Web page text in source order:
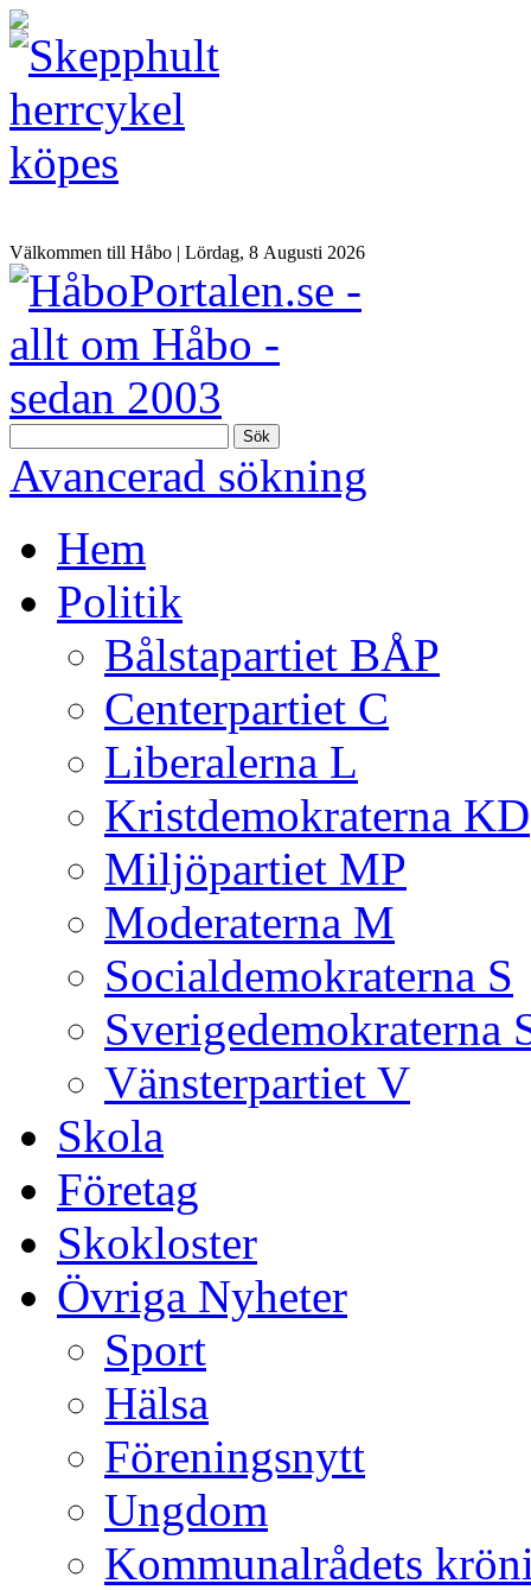
Välkommen till Håbo | Lördag, 8 Αugusti 2026
Sök
Avancerad sökning
Hem
Politik
Bålstapartiet BÅP
Centerpartiet C
Liberalerna L
Kristdemokraterna KD
Miljöpartiet MP
Moderaterna M
Socialdemokraterna S
Sverigedemokraterna
Vänsterpartiet V
Skola
Företag
Skokloster
Övriga Nyheter
Sport
Hälsa
Föreningsnytt
Ungdom
Kommunalrådets